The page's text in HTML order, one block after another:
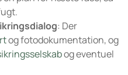
: Der
og fotodokumentation, og
og eventuel